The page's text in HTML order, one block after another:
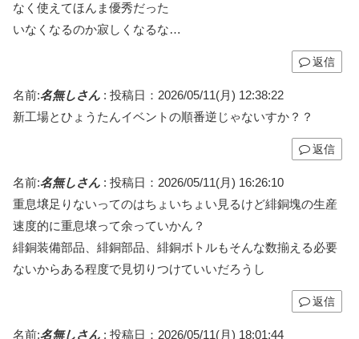
なく使えてほんま優秀だった
いなくなるのか寂しくなるな…
返信
名前:名無しさん : 投稿日：2026/05/11(月) 12:38:22
新工場とひょうたんイベントの順番逆じゃないすか？？
返信
名前:名無しさん : 投稿日：2026/05/11(月) 16:26:10
重息壌足りないってのはちょいちょい見るけど緋銅塊の生産
速度的に重息壌って余っていかん？
緋銅装備部品、緋銅部品、緋銅ボトルもそんな数揃える必要
ないからある程度で見切りつけていいだろうし
返信
名前:名無しさん : 投稿日：2026/05/11(月) 18:01:44